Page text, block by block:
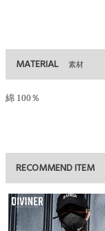
MATERIAL 素材
綿 100％
RECOMMEND ITEM